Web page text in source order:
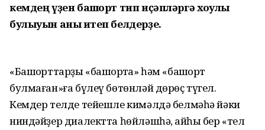
кемдең үҙен башҡорт тип иҫәпләргә хоҡуҡлы
булыуын аныҡ итеп белдерҙе.
«Башҡорттарҙы «башҡортҡа» һәм «башҡорт
булмаған»ға бүлеү бөтөнләй дөрөҫ түгел.
Кемдер телде тейешле кимәлдә белмәһә йәки
ниндәйҙер диалектта һөйләшһә, ҡайһы бер «тел